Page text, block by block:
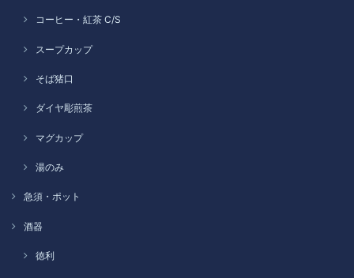
コーヒー・紅茶 C/S
スープカップ
そば猪口
ダイヤ彫煎茶
マグカップ
湯のみ
急須・ポット
酒器
徳利